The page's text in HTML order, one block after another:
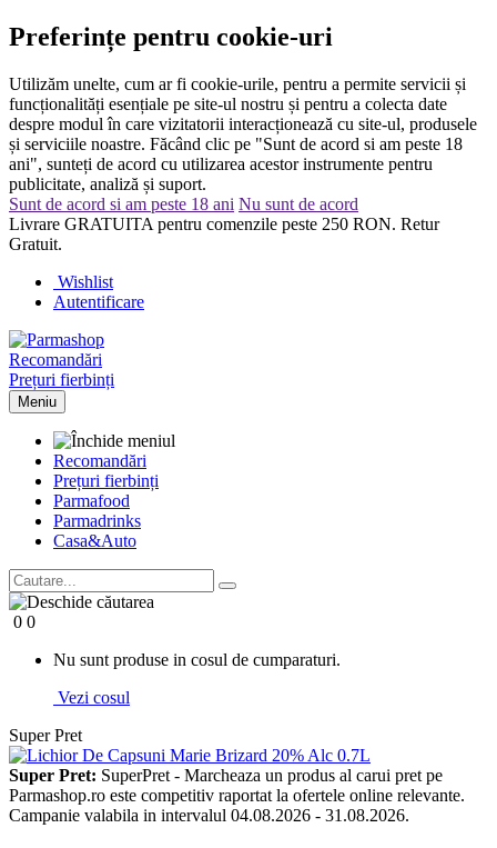
Preferințe pentru cookie-uri
Utilizăm unelte, cum ar fi cookie-urile, pentru a permite servicii și
funcționalități esențiale pe site-ul nostru și pentru a colecta date
despre modul în care vizitatorii interacționează cu site-ul, produsele
și serviciile noastre. Făcând clic pe "Sunt de acord si am peste 18
ani", sunteți de acord cu utilizarea acestor instrumente pentru
publicitate, analiză și suport.
Sunt de acord si am peste 18 ani Nu sunt de acord
Livrare GRATUITA pentru comenzile peste 250 RON. Retur
Gratuit.
Wishlist
Autentificare
Recomandări
Prețuri fierbinți
Meniu
Recomandări
Prețuri fierbinți
Parmafood
Parmadrinks
Casa&Auto
0 0
Nu sunt produse in cosul de cumparaturi.
Vezi cosul
Super Pret
Super Pret: SuperPret - Marcheaza un produs al carui pret pe
Parmashop.ro este competitiv raportat la ofertele online relevante.
Campanie valabila in intervalul 04.08.2026 - 31.08.2026.